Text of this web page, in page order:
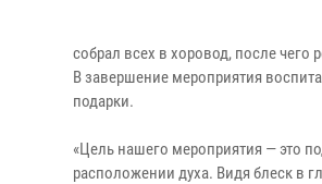
собрал всех в хоровод, после чего
В завершение мероприятия
подарки.
«Цель нашего мероприятия — это
расположении духа. Видя блеск в